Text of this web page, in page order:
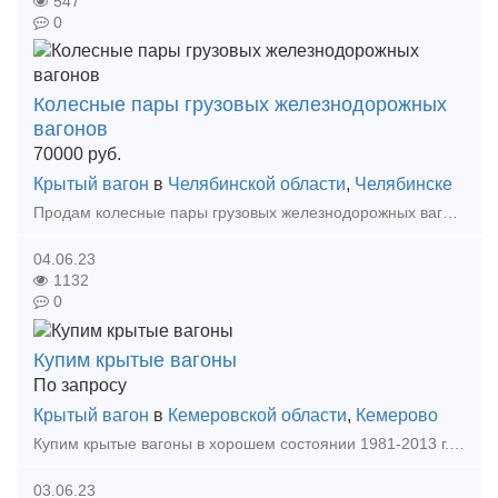
0
Колесные пары грузовых железнодорожных
вагонов
70000 руб.
Крытый вагон в Челябинской области, Челябинске
04.06.23
1132
0
Купим крытые вагоны
По запросу
Крытый вагон в Кемеровской области, Кемерово
03.06.23